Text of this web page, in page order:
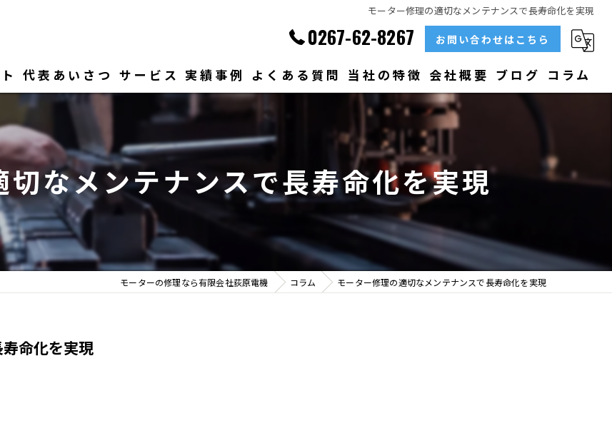
モーター修理の適切なメンテナンスで長寿命化を実現
0267-62-8267 お問い合わせはこちら
代表あいさつ サービス 実績事例 よくある質問 当社の特徴
ベアリング
大型
メンテナンス
販売
会社概要 ブログ コラム
なメンテナンスで長寿命化を実現
モーターの修理なら有限会社荻原電機 コラム モーター修理の適切なメンテナンスで長寿命化を実現
命化を実現